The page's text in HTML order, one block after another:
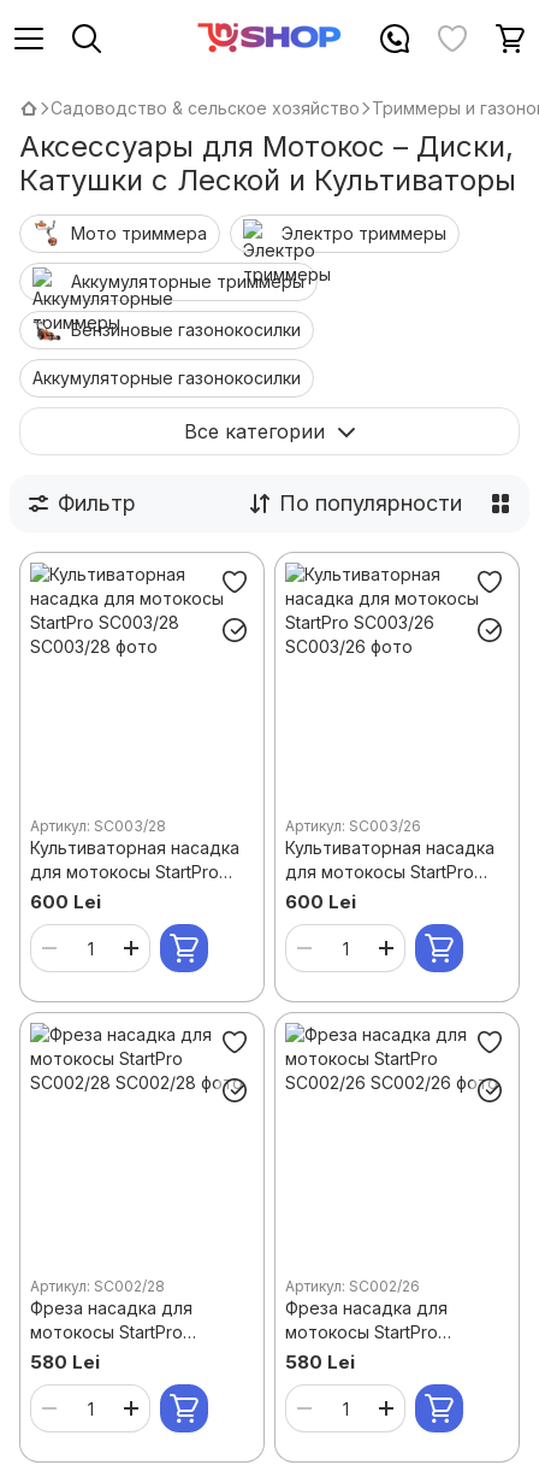
Садоводство & сельское хозяйство Триммеры и
Аксессуары для Мотокос – Диски,
Катушки с Леской и Культиваторы
Мото триммерa Электро триммеры
Аккумуляторные триммеры
Бензиновые газонокосилки
Аккумуляторные газонокосилки
Электро газонокосилки
Аксессуары для мотокос
Все категории
Фильтр По популярности
Артикул: SC003/28
Культиваторная насадка
для мотокосы StartPro
SC003/28
600 Lei
Артикул: SC003/26
Культиваторная насадка
для мотокосы StartPro
SC003/26
600 Lei
Артикул: SC002/28
Фреза насадка для
мотокосы StartPro
SC002/28
580 Lei
Артикул: SC002/26
Фреза насадка для
мотокосы StartPro
SC002/26
580 Lei